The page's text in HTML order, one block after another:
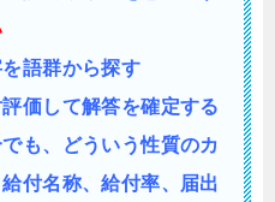
語群から探す
価して解答を確定する
も、どういう性質のカ
付名称、給付率、届出